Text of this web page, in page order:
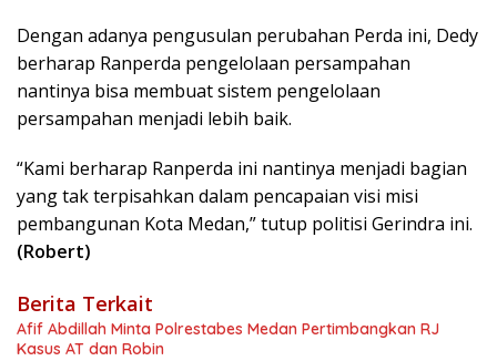
Dengan adanya pengusulan perubahan Perda ini, Dedy
berharap Ranperda pengelolaan persampahan
nantinya bisa membuat sistem pengelolaan
persampahan menjadi lebih baik.
“Kami berharap Ranperda ini nantinya menjadi bagian
yang tak terpisahkan dalam pencapaian visi misi
pembangunan Kota Medan,” tutup politisi Gerindra ini.
(Robert)
Berita Terkait
Afif Abdillah Minta Polrestabes Medan Pertimbangkan RJ
Kasus AT dan Robin